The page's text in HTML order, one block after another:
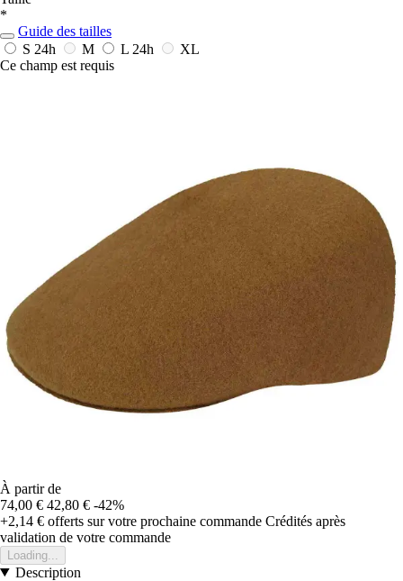
*
Guide des tailles
S 24h M L 24h
XL
Ce champ est requis
À partir de
74,00 € 42,80 € -42%
+2,14 € offerts sur votre prochaine commande Crédités après
validation de votre commande
Loading...
Description